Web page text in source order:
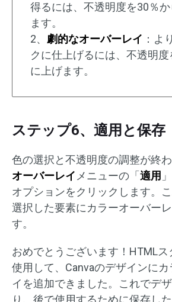
得るには、不透明度を30％
ます。
2、 劇的なオーバーレイ ：よ
クに仕上げるには、不透明度
に上げます。
ステップ6、適用と保存
色の選択と不透明度の調整が終わ
オーバーレイ メニューの「 適用
オプションをクリックします。
選択した要素にカラーオーバー
す。
おめでとうございます！HTML
使用して、Canvaのデザインに
イを追加できました。これでデ
り、後で使用するために保存し